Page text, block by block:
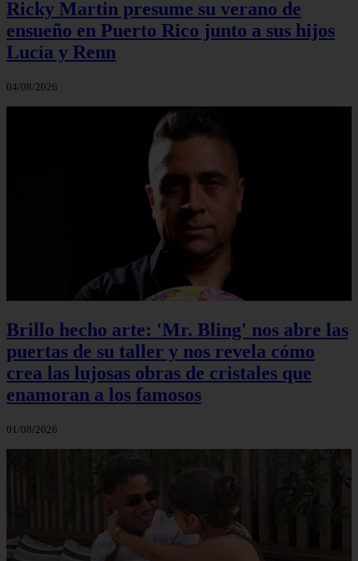
Ricky Martin presume su verano de
ensueño en Puerto Rico junto a sus hijos
Lucía y Renn
04/08/2026
Brillo hecho arte: 'Mr. Bling' nos abre las
puertas de su taller y nos revela cómo
crea las lujosas obras de cristales que
enamoran a los famosos
01/08/2026